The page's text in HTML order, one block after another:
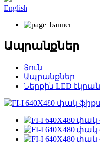
English
Ապրանքներ
Տուն
Ապրանքներ
Ներքին LED էկրան